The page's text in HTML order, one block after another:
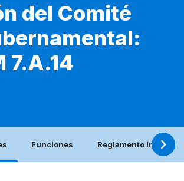
del Comité
7.A.14
Funciones Reglamento interno